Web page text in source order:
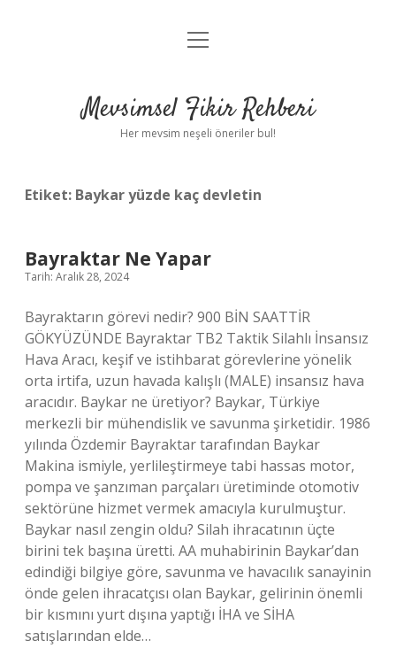
Anasayfa
Yasal Uyarı
menüyü
Mevsimsel Fikir Rehberi
Her mevsim neşeli öneriler bul!
Etiket: Baykar yüzde kaç devletin
Bayraktar Ne Yapar
Tarih: Aralık 28, 2024
Bayraktarın görevi nedir? 900 BİN SAATTİR
GÖKYÜZÜNDE Bayraktar TB2 Taktik Silahlı İnsansız
Hava Aracı, keşif ve istihbarat görevlerine yönelik
orta irtifa, uzun havada kalışlı (MALE) insansız hava
aracıdır. Baykar ne üretiyor? Baykar, Türkiye
merkezli bir mühendislik ve savunma şirketidir. 1986
yılında Özdemir Bayraktar tarafından Baykar
Makina ismiyle, yerlileştirmeye tabi hassas motor,
pompa ve şanzıman parçaları üretiminde otomotiv
sektörüne hizmet vermek amacıyla kurulmuştur.
Baykar nasıl zengin oldu? Silah ihracatının üçte
birini tek başına üretti. AA muhabirinin Baykar’dan
edindiği bilgiye göre, savunma ve havacılık sanayinin
önde gelen ihracatçısı olan Baykar, gelirinin önemli
bir kısmını yurt dışına yaptığı İHA ve SİHA
satışlarından elde…